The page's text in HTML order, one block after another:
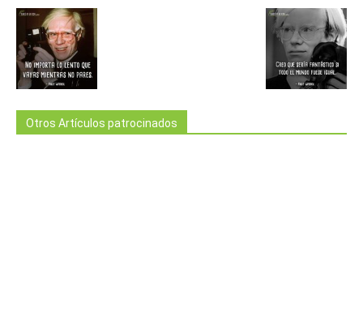
Otros Artículos patrocinados